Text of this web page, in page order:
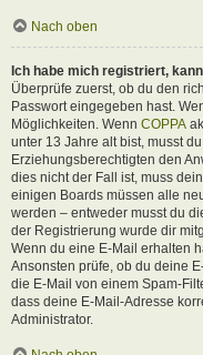
Nach oben
Ich habe mich registriert,
Überprüfe zuerst, ob du den
Passwort eingegeben hast.
Möglichkeiten. Wenn COPPA
unter 13 Jahre alt bist, musst
Erziehungsberechtigten den
dies nicht der Fall ist, muss
einigen Boards müssen alle
werden – entweder musst du
der Registrierung wurde dir
Wenn du eine E-Mail erhalten
Ansonsten prüfe, ob du deine
die E-Mail von einem Spam-
dass deine E-Mail-Adresse
Administrator.